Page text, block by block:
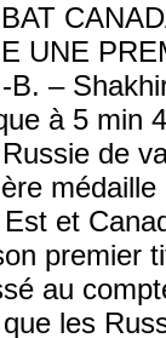
UNE
–
à 5 min
de
et
premier
au
les